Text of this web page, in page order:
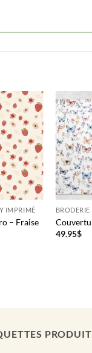
IMPRIMÉ
– Fraise
BRODERIE
49.95$
PRODUIT